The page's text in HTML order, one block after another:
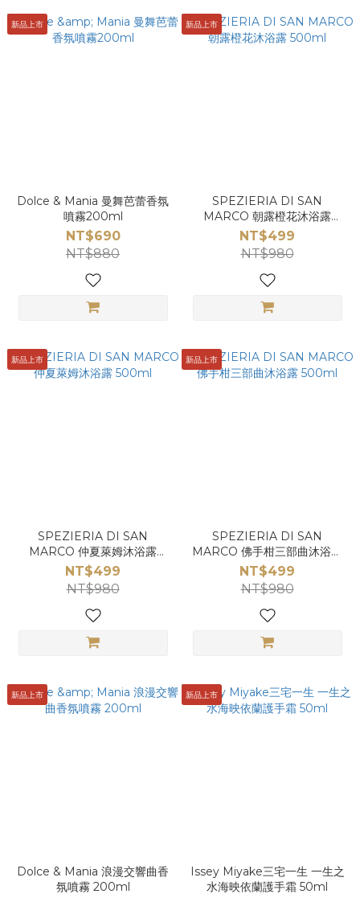
新品上市
Dolce & Mania 曼舞芭蕾香氛
噴霧200ml
NT$690
NT$880
新品上市
SPEZIERIA DI SAN
MARCO 朝露橙花沐浴露
500ml
NT$499
NT$980
新品上市
SPEZIERIA DI SAN
MARCO 仲夏萊姆沐浴露
500ml
NT$499
NT$980
新品上市
SPEZIERIA DI SAN
MARCO 佛手柑三部曲沐浴露
500ml
NT$499
NT$980
新品上市
Dolce & Mania 浪漫交響曲香
氛噴霧 200ml
新品上市
Issey Miyake三宅一生 一生之
水海映依蘭護手霜 50ml